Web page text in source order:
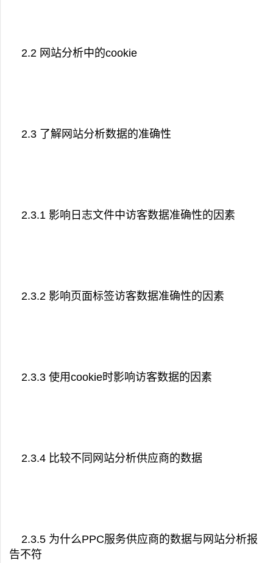
2.2 网站分析中的cookie
2.3 了解网站分析数据的准确性
2.3.1 影响日志文件中访客数据准确性的因素
2.3.2 影响页面标签访客数据准确性的因素
2.3.3 使用cookie时影响访客数据的因素
2.3.4 比较不同网站分析供应商的数据
2.3.5 为什么PPC服务供应商的数据与网站分析报
告不符